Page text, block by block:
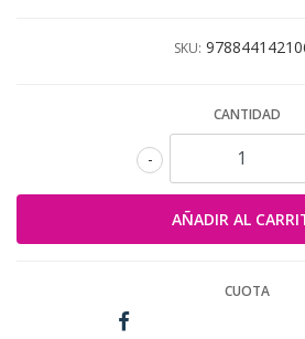
SKU:
CANTIDAD
-
CUOTA